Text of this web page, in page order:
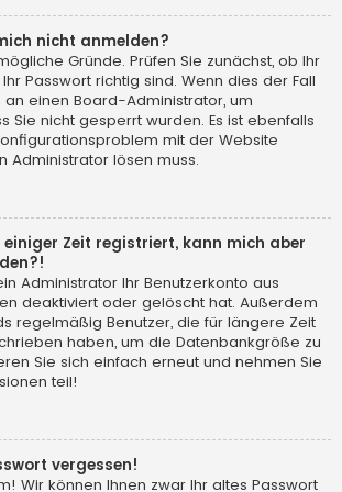
nicht anmelden?
Gründe. Prüfen Sie zunächst, ob Ihr
Passwort richtig sind. Wenn dies der Fall
an einen Board-Administrator, um
Sie nicht gesperrt wurden. Es ist ebenfalls
mit der Website
Administrator lösen muss.
Zeit registriert, kann mich aber
Administrator Ihr Benutzerkonto aus
deaktiviert oder gelöscht hat. Außerdem
regelmäßig Benutzer, die für längere Zeit
haben, um die Datenbankgröße zu
Sie sich einfach erneut und nehmen Sie
teil!
vergessen!
Wir können Ihnen zwar Ihr altes Passwort